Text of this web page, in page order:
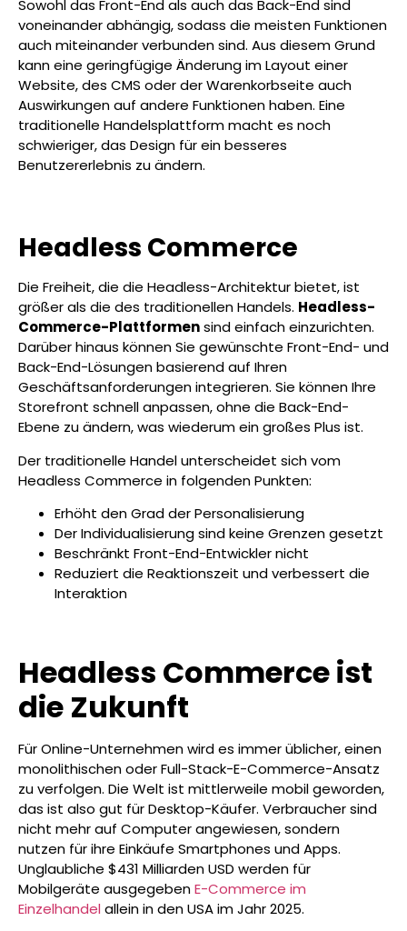
Sowohl das Front-End als auch das Back-End sind
voneinander abhängig, sodass die meisten Funktionen
auch miteinander verbunden sind. Aus diesem Grund
kann eine geringfügige Änderung im Layout einer
Website, des CMS oder der Warenkorbseite auch
Auswirkungen auf andere Funktionen haben. Eine
traditionelle Handelsplattform macht es noch
schwieriger, das Design für ein besseres
Benutzererlebnis zu ändern.
Headless Commerce
Die Freiheit, die die Headless-Architektur bietet, ist
größer als die des traditionellen Handels. Headless-
Commerce-Plattformensind einfach einzurichten.
Darüber hinaus können Sie gewünschte Front-End- und
Back-End-Lösungen basierend auf Ihren
Geschäftsanforderungen integrieren. Sie können Ihre
Storefront schnell anpassen, ohne die Back-End-
Ebene zu ändern, was wiederum ein großes Plus ist.
Der traditionelle Handel unterscheidet sich vom
Headless Commerce in folgenden Punkten:
Erhöht den Grad der Personalisierung
Der Individualisierung sind keine Grenzen gesetzt
Beschränkt Front-End-Entwickler nicht
Reduziert die Reaktionszeit und verbessert die
Interaktion
Headless Commerce ist
die Zukunft
Für Online-Unternehmen wird es immer üblicher, einen
monolithischen oder Full-Stack-E-Commerce-Ansatz
zu verfolgen. Die Welt ist mittlerweile mobil geworden,
das ist also gut für Desktop-Käufer. Verbraucher sind
nicht mehr auf Computer angewiesen, sondern
nutzen für ihre Einkäufe Smartphones und Apps.
Unglaubliche $431 Milliarden USD werden für
Mobilgeräte ausgegebenE-Commerce im
Einzelhandel allein in den USA im Jahr 2025.